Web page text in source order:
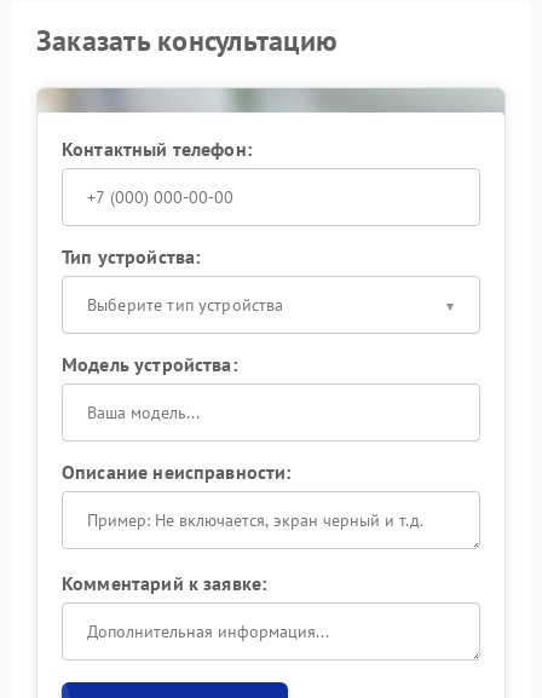
Заказать консультацию
Контактный телефон:
Тип устройства:
Выберите тип устройства
Модель устройства:
Описание неисправности:
Комментарий к заявке: